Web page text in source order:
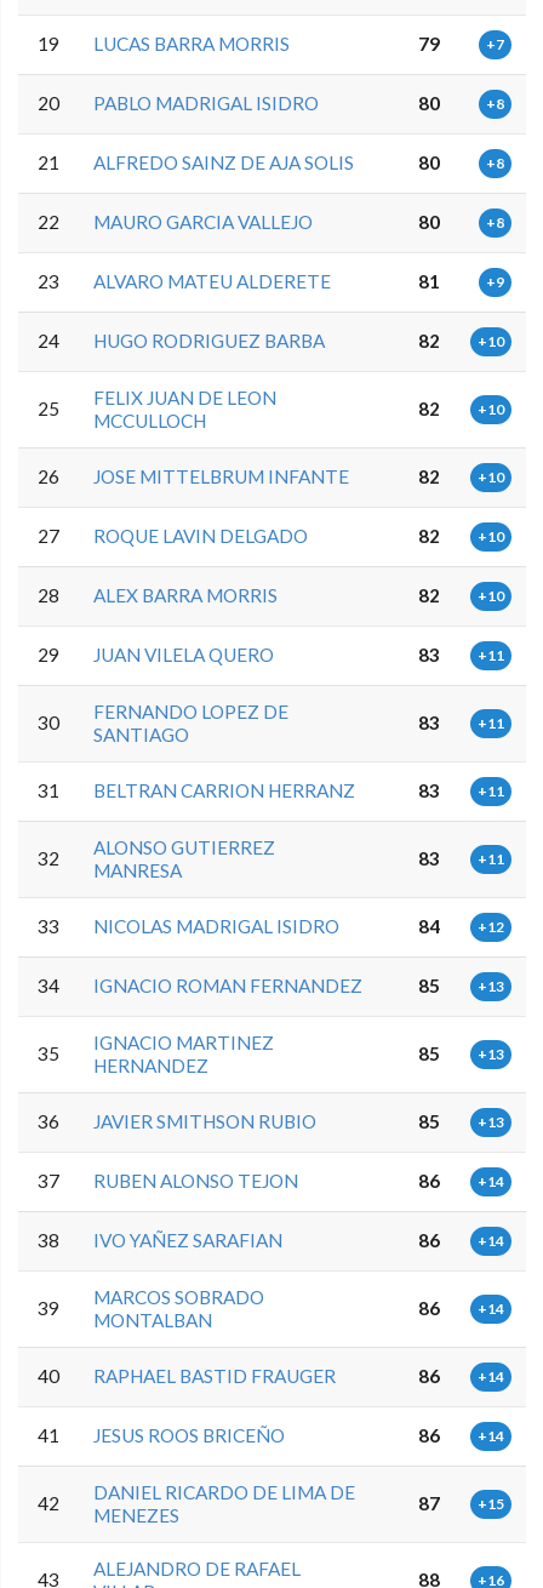
19 LUCAS BARRA MORRIS 79 +7
20 PABLO MADRIGAL ISIDRO 80 +8
21 ALFREDO SAINZ DE AJA SOLIS 80 +8
22 MAURO GARCIA VALLEJO 80 +8
23 ALVARO MATEU ALDERETE 81 +9
24 HUGO RODRIGUEZ BARBA 82 +10
25
FELIX JUAN DE LEON
MCCULLOCH
82 +10
26 JOSE MITTELBRUM INFANTE 82 +10
27 ROQUE LAVIN DELGADO 82 +10
28 ALEX BARRA MORRIS 82 +10
29 JUAN VILELA QUERO 83 +11
30
FERNANDO LOPEZ DE
SANTIAGO
83 +11
31 BELTRAN CARRION HERRANZ 83 +11
32
ALONSO GUTIERREZ
MANRESA
83 +11
33 NICOLAS MADRIGAL ISIDRO 84 +12
34 IGNACIO ROMAN FERNANDEZ 85 +13
35
IGNACIO MARTINEZ
HERNANDEZ
85 +13
36 JAVIER SMITHSON RUBIO 85 +13
37 RUBEN ALONSO TEJON 86 +14
38 IVO YAÑEZ SARAFIAN 86 +14
39
MARCOS SOBRADO
MONTALBAN
86 +14
40 RAPHAEL BASTID FRAUGER 86 +14
41 JESUS ROOS BRICEÑO 86 +14
42
DANIEL RICARDO DE LIMA DE
MENEZES
87 +15
43
ALEJANDRO DE RAFAEL
88 +16